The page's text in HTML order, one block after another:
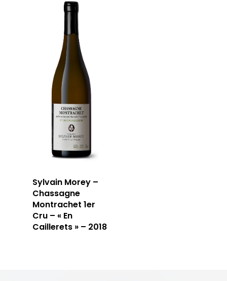
Sylvain Morey –
Chassagne
Montrachet 1er
Cru – « En
Caillerets » – 2018